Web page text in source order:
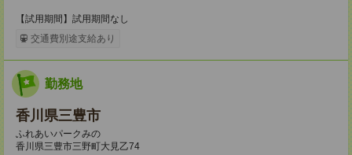
【試用期間】試用期間なし
交通費別途支給あり
勤務地
香川県三豊市
ふれあいパークみの
香川県三豊市三野町大見乙74